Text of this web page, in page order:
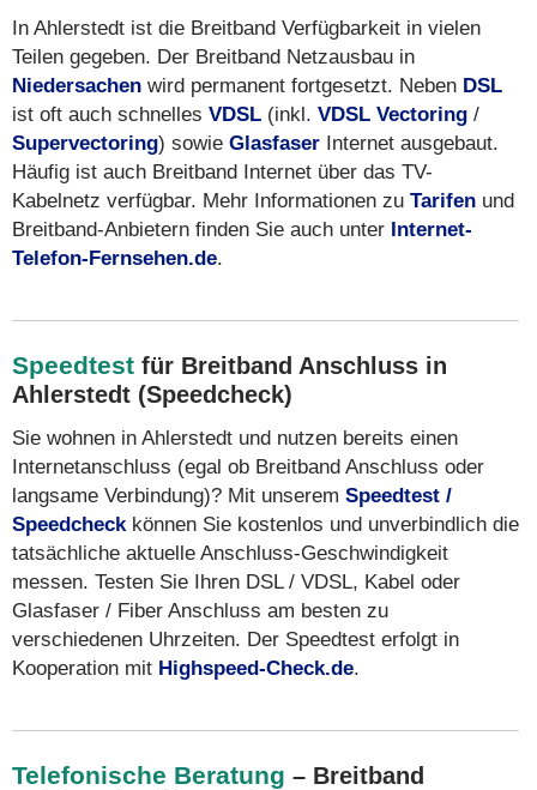
In Ahlerstedt ist die Breitband Verfügbarkeit in vielen
Teilen gegeben. Der Breitband Netzausbau in
Niedersachen wird permanent fortgesetzt. Neben DSL
ist oft auch schnelles VDSL (inkl. VDSL Vectoring /
Supervectoring) sowie Glasfaser Internet ausgebaut.
Häufig ist auch Breitband Internet über das TV-
Kabelnetz verfügbar. Mehr Informationen zu Tarifen und
Breitband-Anbietern finden Sie auch unter Internet-
Telefon-Fernsehen.de.
Speedtest für Breitband Anschluss in
Ahlerstedt (Speedcheck)
Sie wohnen in Ahlerstedt und nutzen bereits einen
Internetanschluss (egal ob Breitband Anschluss oder
langsame Verbindung)? Mit unserem Speedtest /
Speedcheckkönnen Sie kostenlos und unverbindlich die
tatsächliche aktuelle Anschluss-Geschwindigkeit
messen. Testen Sie Ihren DSL / VDSL, Kabel oder
Glasfaser / Fiber Anschluss am besten zu
verschiedenen Uhrzeiten. Der Speedtest erfolgt in
Kooperation mit Highspeed-Check.de.
Telefonische Beratung – Breitband